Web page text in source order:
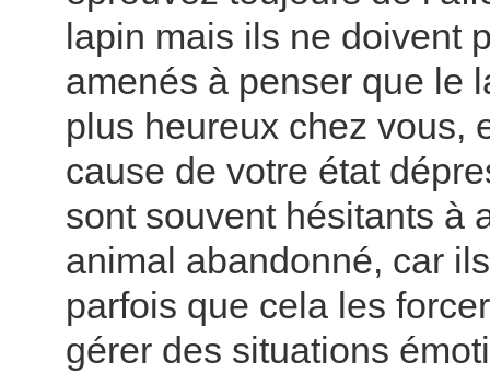
lapin mais ils ne doivent
amenés à penser que le
plus heureux chez vous,
cause de votre état
sont souvent hésitants à
animal abandonné, car
parfois que cela les
gérer des situations